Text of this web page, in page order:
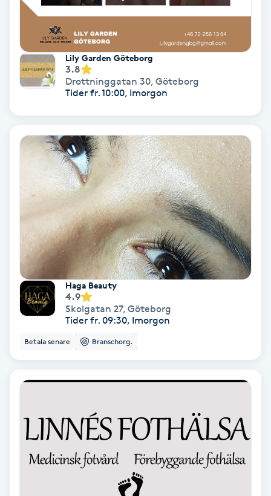
Läpptatuering
Makeup
Manikyr & Pedikyr
Massage
Medial vägledning
Medicinsk massage
Meditation
Medium
Megavolymfransar
Mesoterapi
MicroPen
Microshading
Lily Garden Göteborg
3.8
Drottninggatan 30, Göteborg
Tider fr. 10:00, Imorgon
Haga Beauty
4.9
Skolgatan 27, Göteborg
Tider fr. 09:30, Imorgon
Betala senare Branschorg.